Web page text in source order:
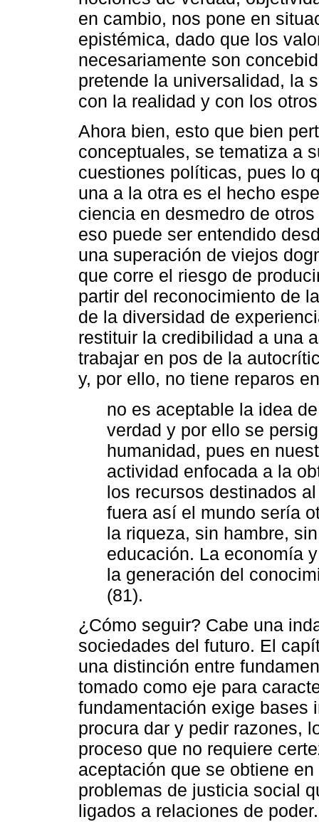
en cambio, nos pone en
epistémica, dado que los
necesariamente son
pretende la universalidad, la
con la realidad y con los
Ahora bien, esto que bien
conceptuales, se tematiza a
cuestiones políticas, pues lo
una a la otra es el hecho
ciencia en desmedro de
eso puede ser entendido
una superación de viejos
que corre el riesgo de
partir del reconocimiento de
de la diversidad de
restituir la credibilidad a una
trabajar en pos de la
y, por ello, no tiene reparos
no es aceptable la idea
verdad y por ello se
humanidad, pues en
actividad enfocada a la
los recursos destinados
fuera así el mundo sería
la riqueza, sin hambre,
educación. La economía
la generación del
(81).
¿Cómo seguir? Cabe una
sociedades del futuro. El
una distinción entre
tomado como eje para
fundamentación exige bases
procura dar y pedir razones,
proceso que no requiere
aceptación que se obtiene
problemas de justicia social
ligados a relaciones de poder.